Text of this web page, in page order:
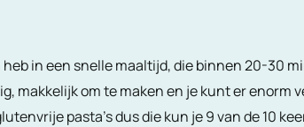
heb in een snelle maaltijd, die binnen 20-30
makkelijk om te maken en je kunt er
pasta's dus die kun je 9 van de 10